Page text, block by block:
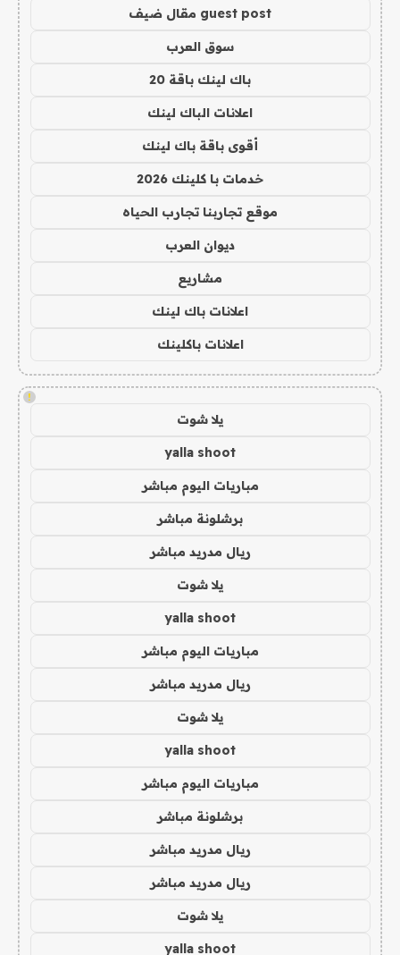
guest post مقال ضيف
سوق العرب
باك لينك باقة 20
اعلانات الباك لينك
أقوى باقة باك لينك
خدمات با كلينك 2026
موقع تجاربنا تجارب الحياه
ديوان العرب
مشاريع
اعلانات باك لينك
اعلانات باكلينك
!
يلا شوت
yalla shoot
مباريات اليوم مباشر
برشلونة مباشر
ريال مدريد مباشر
يلا شوت
yalla shoot
مباريات اليوم مباشر
ريال مدريد مباشر
يلا شوت
yalla shoot
مباريات اليوم مباشر
برشلونة مباشر
ريال مدريد مباشر
ريال مدريد مباشر
يلا شوت
yalla shoot